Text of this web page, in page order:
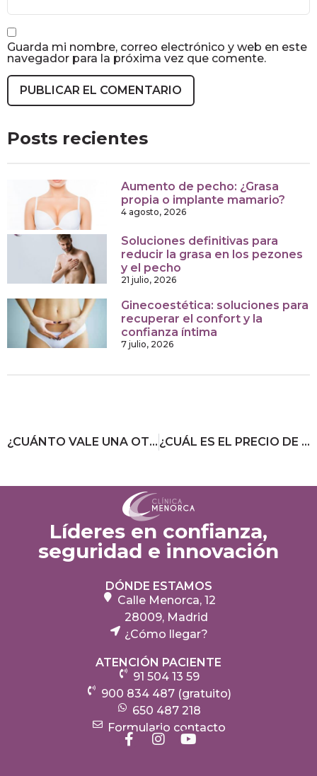
Guarda mi nombre, correo electrónico y web en este
navegador para la próxima vez que comente.
Posts recientes
Aumento de pecho: ¿Grasa
propia o implante mamario?
4 agosto, 2026
Soluciones definitivas para
reducir la grasa en los pezones
y el pecho
21 julio, 2026
Ginecoestética: soluciones para
recuperar el confort y la
confianza íntima
7 julio, 2026
¿CUÁNTO VALE UNA OTOPLASTIA EN MADRID? ¿CUÁL ES EL PRECIO DE UNA LABIOPLASTIA EN MADRID?
Líderes en confianza,
seguridad e innovación
DÓNDE ESTAMOS
Calle Menorca, 12
28009, Madrid
¿Cómo llegar?
ATENCIÓN PACIENTE
91 504 13 59
900 834 487 (gratuito)
650 487 218
Formulario contacto